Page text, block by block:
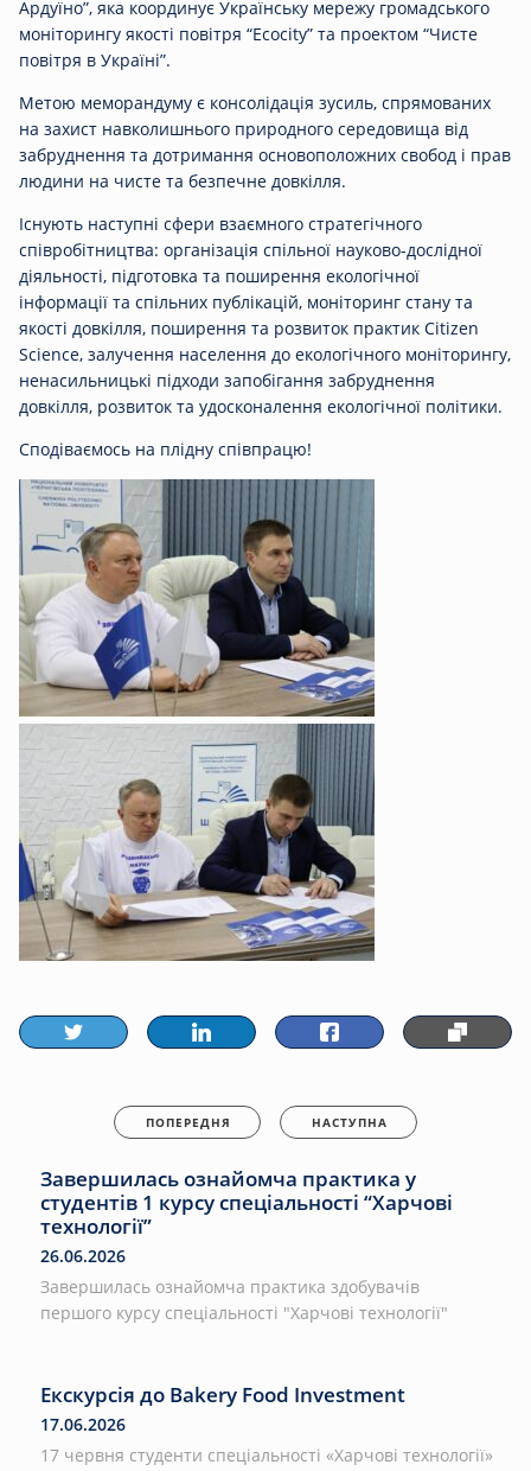
Ардуїно”, яка координує Українську мережу громадського
моніторингу якості повітря “Есосity” та проектом “Чисте
повітря в Україні”.
Метою меморандуму є консолідація зусиль, спрямованих
на захист навколишнього природного середовища від
забруднення та дотримання основоположних свобод і прав
людини на чисте та безпечне довкілля.
Існують наступні сфери взаємного стратегічного
співробітництва: організація спільної науково-дослідної
діяльності, підготовка та поширення екологічної
інформації та спільних публікацій, моніторинг стану та
якості довкілля, поширення та розвиток практик Citizen
Science, залучення населення до екологічного моніторингу,
ненасильницькі підходи запобігання забруднення
довкілля, розвиток та удосконалення екологічної політики.
Сподіваємось на плідну співпрацю!
ПОПЕРЕДНЯ НАСТУПНА
Завершилась ознайомча практика у
студентів 1 курсу спеціальності “Харчові
технології”
26.06.2026
Завершилась ознайомча практика здобувачів
першого курсу спеціальності "Харчові технології"
Екскурсія до Bakery Food Investment
17.06.2026
17 червня студенти спеціальності «Харчові технології»